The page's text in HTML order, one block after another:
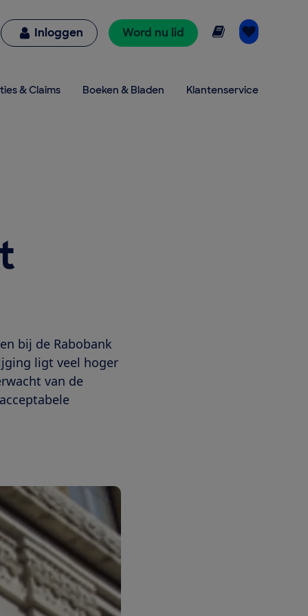
Inloggen Word nu lid Online lezen
& Claims Boeken & Bladen Klantenservice
bij de Rabobank
ligt veel hoger
van de